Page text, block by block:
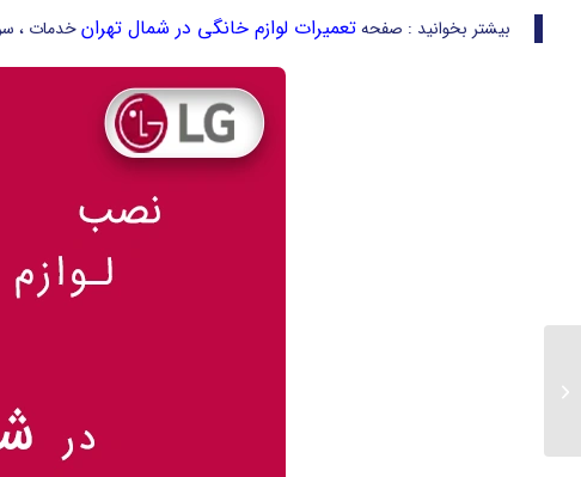
بیشتر بخوانید : صفحهتعمیرات لوازم خانگی در شمال تهرانخدمات ،
ارور f16 ماکروفر ال جی